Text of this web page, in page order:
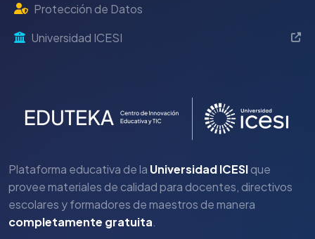
Protección de Datos
Universidad ICESI
Plataforma educativa de la Universidad ICESIque
provee materiales de calidad para docentes, directivos
escolares y formadores de maestros de manera
completamente gratuita.